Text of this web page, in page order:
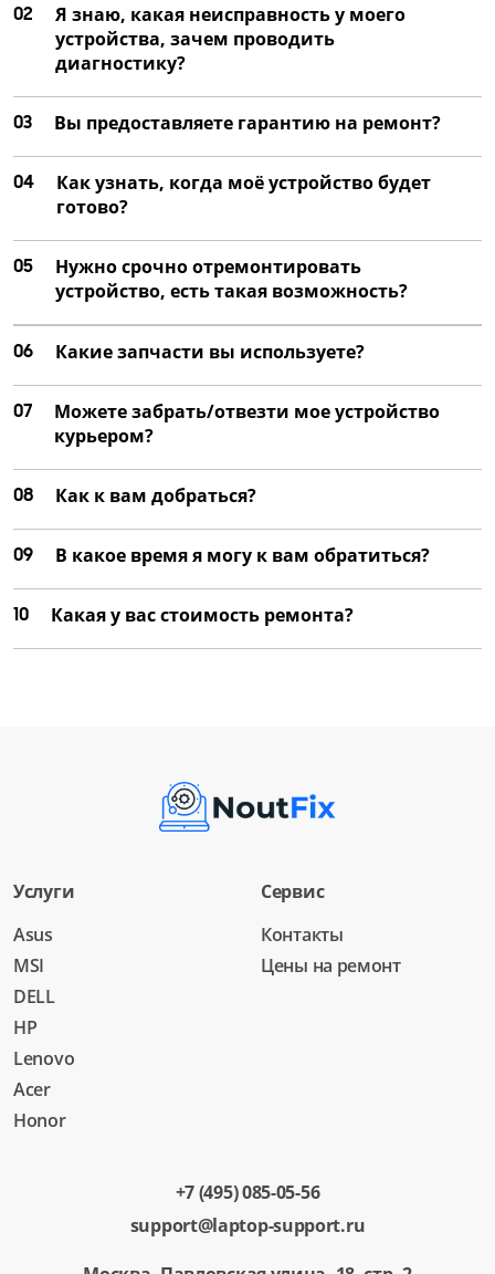
02
Я знаю, какая неисправность у моего
устройства, зачем проводить
диагностику?
03 Вы предоставляете гарантию на ремонт?
04
Как узнать, когда моё устройство будет
готово?
05
Нужно срочно отремонтировать
устройство, есть такая возможность?
06 Какие запчасти вы используете?
07
Можете забрать/отвезти мое устройство
курьером?
08 Как к вам добраться?
09 В какое время я могу к вам обратиться?
10 Какая у вас стоимость ремонта?
Услуги
Asus
MSI
DELL
HP
Lenovo
Acer
Honor
Сервис
Контакты
Цены на ремонт
+7 (495) 085-05-56
support@laptop-support.ru